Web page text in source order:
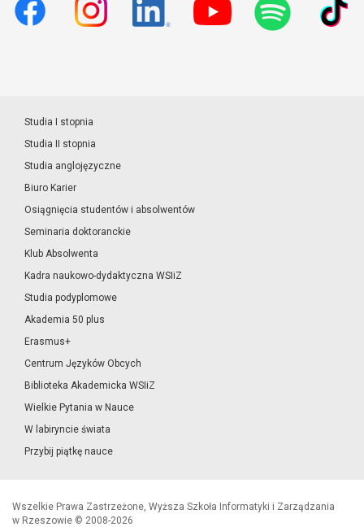
Studia I stopnia
Studia II stopnia
Studia anglojęzyczne
Biuro Karier
Osiągnięcia studentów i absolwentów
Seminaria doktoranckie
Klub Absolwenta
Kadra naukowo-dydaktyczna WSIiZ
Studia podyplomowe
Akademia 50 plus
Erasmus+
Centrum Języków Obcych
Biblioteka Akademicka WSIiZ
Wielkie Pytania w Nauce
W labiryncie świata
Przybij piątkę nauce
Wszelkie Prawa Zastrzeżone, Wyższa Szkoła Informatyki i Zarządzania
w Rzeszowie © 2008-2026